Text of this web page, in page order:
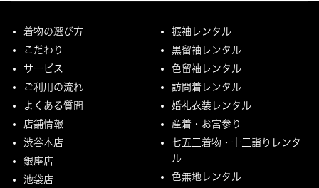
着物の選び方
こだわり
サービス
ご利用の流れ
よくある質問
店舗情報
渋谷本店
銀座店
池袋店
振袖レンタル
黒留袖レンタル
色留袖レンタル
訪問着レンタル
婚礼衣装レンタル
産着・お宮参り
七五三着物・十三詣りレンタ
ル
色無地レンタル